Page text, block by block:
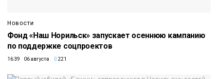
Новости
Фонд «Наш Норильск» запускает осеннюю кампанию
по поддержке соцпроектов
16:39 06 августа 221